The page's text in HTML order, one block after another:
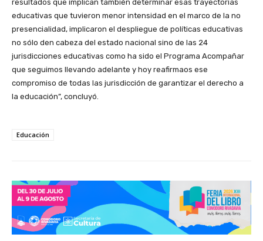
resultados que implican también determinar esas trayectorias
educativas que tuvieron menor intensidad en el marco de la no
presencialidad, implicaron el despliegue de políticas educativas
no sólo den cabeza del estado nacional sino de las 24
jurisdicciones educativas como ha sido el Programa Acompañar
que seguimos llevando adelante y hoy reafirmaos ese
compromiso de todas las jurisdicción de garantizar el derecho a
la educación”, concluyó.
Educación